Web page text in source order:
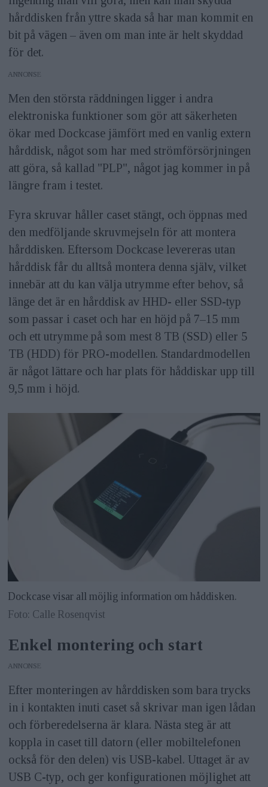
hårddisken från yttre skada så har man kommit en
bit på vägen – även om man inte är helt skyddad
för det.
ANNONS
Men den största räddningen ligger i andra
elektroniska funktioner som gör att säkerheten
ökar med Dockcase jämfört med en vanlig extern
hårddisk, något som har med strömförsörjningen
att göra, så kallad "PLP", något jag kommer in på
längre fram i testet.
Fyra skruvar håller caset stängt, och öppnas med
den medföljande skruvmejseln för att montera
hårddisken. Eftersom Dockcase levereras utan
hårddisk får du alltså montera denna själv, vilket
innebär att du kan välja utrymme efter behov, så
länge det är en hårddisk av HHD- eller SSD-typ
som passar i caset och har en höjd på 7–15 mm
och ett utrymme på som mest 8 TB (SSD) eller 5
TB (HDD) för PRO-modellen. Standardmodellen
är något lättare och har plats för håddiskar upp till
9,5 mm i höjd.
Dockcase visar all möjlig information om håddisken.
Foto: Calle Rosenqvist
Enkel montering och start
ANNONS
Efter monteringen av hårddisken som bara trycks
in i kontakten inuti caset så skrivar man igen lådan
och förberedelserna är klara. Nästa steg är att
koppla in caset till datorn (eller mobiltelefonen
också för den delen) vis USB-kabel. Uttaget är av
USB C-typ, och ger konfigurationen möjlighet att